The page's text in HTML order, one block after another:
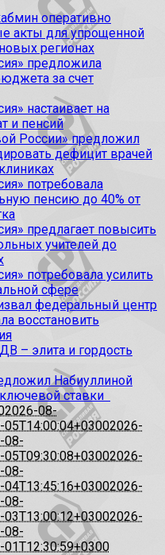
оперативно
акты для упрощенной
регионах
предложила
за счет
настаивает на
и пенсий
России» предложил
дефицит врачей
потребовала
пенсию до 40% от
предлагает повысить
учителей до
потребовала усилить
сфере
федеральный центр
восстановить
– элита и гордость
Набиуллиной
ставки
2026-08-
2026-
08-
2026-
08-
2026-
08-
2026-
08-